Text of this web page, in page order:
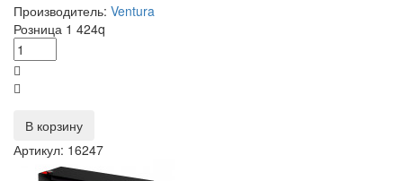
Производитель: Ventura
Розница 1 424q
В корзину
Артикул: 16247